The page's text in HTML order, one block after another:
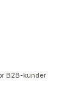
B2B-kunder